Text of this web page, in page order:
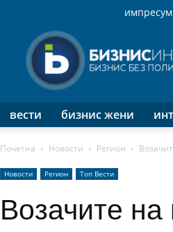
импресум
Инфо
вести бизнис жени
Почетна Новости Регион
Новости Регион Топ Вести
Возачите